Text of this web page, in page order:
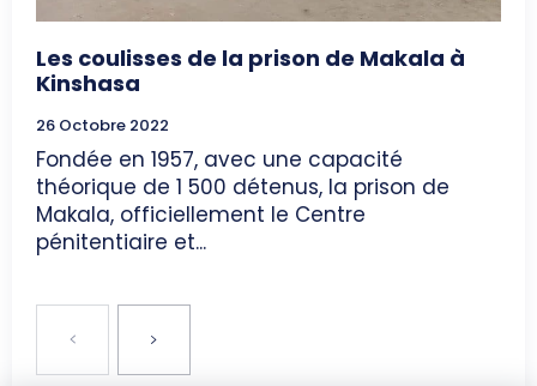
Les coulisses de la prison de Makala à
Kinshasa
26 Octobre 2022
Fondée en 1957, avec une capacité
théorique de 1 500 détenus, la prison de
Makala, officiellement le Centre
pénitentiaire et...